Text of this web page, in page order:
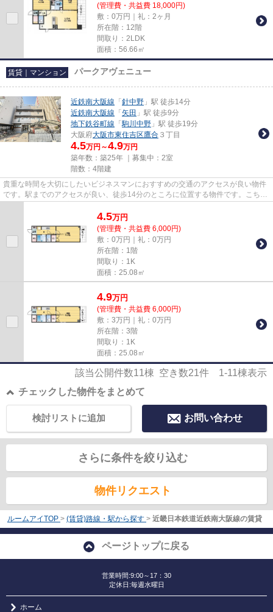
(管理費・共益費 18,000円)
敷：0万円｜礼：2ヶ月
所在階：12階
間取り：2LDK
面積：56.66㎡
賃貸｜マンション パークアヴェニュー
近鉄南大阪線 「 針中野 」駅 徒歩14分
近鉄南大阪線 「 矢田 」駅 徒歩9分
地下鉄谷町線 「駒川中野 」駅 徒歩19分
大阪府大阪市東住吉区鷹合 ３丁目
4.5万円～4.9万円
築年数：築25年 ｜募集中： 2室
階数：4階建
貴重な時間を大切にしたいビジネスマンにおすすめの交通のアクセスが良い物件
です。駅までのアクセスが良い、徒歩14分のところに位置する物件です。こちら
4.5万円
(管理費・共益費 6,000円)
敷：0万円｜礼：0万円
所在階：1階
間取り：1K
面積：25.08㎡
4.9万円
(管理費・共益費 6,000円)
敷：3万円｜礼：0万円
所在階：3階
間取り：1K
面積：25.08㎡
該当公開件数11棟 空き数21件 1-11棟表示
チェックした物件をまとめて
お問い合わせ
検討リストに追加
さらに条件を絞り込む
物件リクエスト
ルームアイTOP > (賃貸)路線・駅から探す > 近畿日本鉄道近鉄南大阪線の賃貸
ページトップに戻る
営業時間:9:00～17：30
定休日:毎週水曜日
ホーム